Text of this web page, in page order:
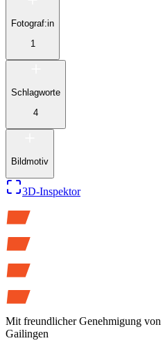
Fotograf:in
1
Schlagworte
4
Bildmotiv
3D-Inspektor
Mit freundlicher Genehmigung von
Gailingen